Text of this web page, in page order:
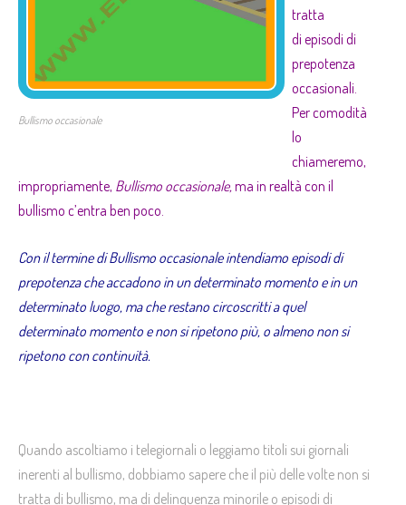
Bullismo occasionale
tratta
di episodi di
prepotenza
occasionali.
Per comodità
lo
chiameremo,
impropriamente, Bullismo occasionale, ma in realtà con il
bullismo c’entra ben poco.
Con il termine di Bullismo occasionale intendiamo episodi di
prepotenza che accadono in un determinato momento e in un
determinato luogo, ma che restano circoscritti a quel
determinato momento e non si ripetono più, o almeno non si
ripetono con continuità.
Quando ascoltiamo i telegiornali o leggiamo titoli sui giornali
inerenti al bullismo, dobbiamo sapere che il più delle volte non si
tratta di bullismo, ma di delinquenza minorile o episodi di